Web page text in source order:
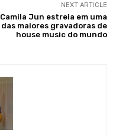
NEXT ARTICLE
Camila Jun estreia em uma
das maiores gravadoras de
house music do mundo